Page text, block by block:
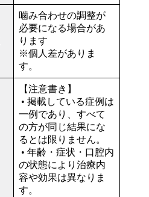
噛み合わせの調整が
必要になる場合があ
ります
※個人差がありま
す。
【注意書き】
• 掲載している症例は
一例であり、すべて
の方が同じ結果にな
るとは限りません。
• 年齢・症状・口腔内
の状態により治療内
容や効果は異なりま
す。